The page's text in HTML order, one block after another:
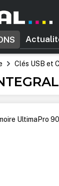
Clés USB et